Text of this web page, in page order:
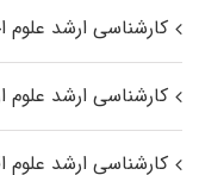
کارشناسی ارشد علوم
کارشناسی ارشد علوم
کارشناسی ارشد علوم